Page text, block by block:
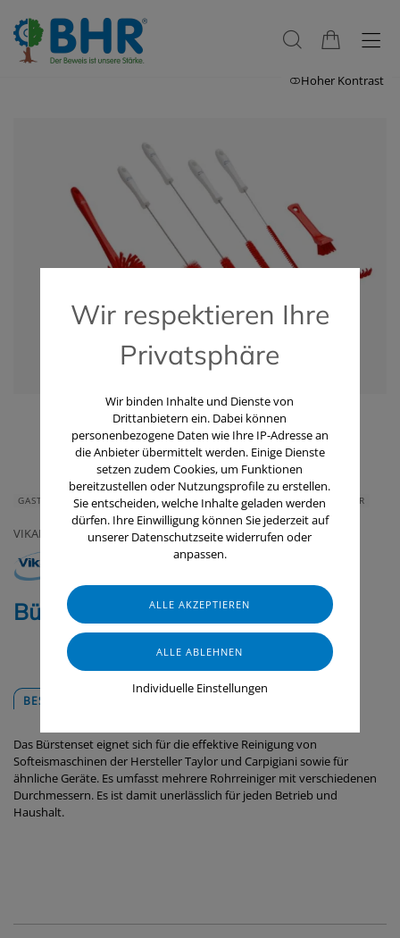
Hoher Kontrast
GASTRONOMIE & HOTELLERIE HAUS & HEIM GERÄTE & ZUBEHÖR
VIKAN
Bürstenset Rot
BESCHREIBUNG
Das Bürstenset eignet sich für die effektive Reinigung von
Softeismaschinen der Hersteller Taylor und Carpigiani sowie für
ähnliche Geräte. Es umfasst mehrere Rohrreiniger mit verschiedenen
Durchmessern. Es ist damit unerlässlich für jeden Betrieb und
Haushalt.
Wir respektieren Ihre
Privatsphäre
Wir binden Inhalte und Dienste von
Drittanbietern ein. Dabei können
personenbezogene Daten wie Ihre IP-Adresse an
die Anbieter übermittelt werden. Einige Dienste
setzen zudem Cookies, um Funktionen
bereitzustellen oder Nutzungsprofile zu erstellen.
Sie entscheiden, welche Inhalte geladen werden
dürfen. Ihre Einwilligung können Sie jederzeit auf
unserer Datenschutzseite widerrufen oder
anpassen.
Individuelle Einstellungen